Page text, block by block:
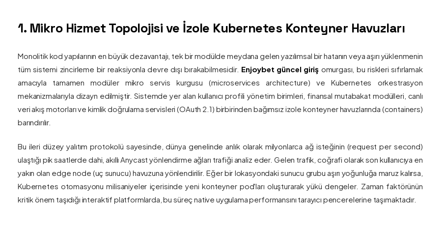
1. Mikro Hizmet Topolojisi ve İzole Kubernetes Konteyner Havuzları
Monolitik kod yapılarının en büyük dezavantajı, tek bir modülde meydana gelen yazılımsal bir hatanın veya aşırı yüklenmenin
tüm sistemi zincirleme bir reaksiyonla devre dışı bırakabilmesidir. Enjoybet güncel giriş omurgası, bu riskleri sıfırlamak
amacıyla tamamen modüler mikro servis kurgusu (microservices architecture) ve Kubernetes orkestrasyon
mekanizmalarıyla dizayn edilmiştir. Sistemde yer alan kullanıcı profili yönetim birimleri, finansal mutabakat modülleri, canlı
veri akış motorları ve kimlik doğrulama servisleri (OAuth 2.1) birbirinden bağımsız izole konteyner havuzlarında (containers)
barındırılır.
Bu ileri düzey yalıtım protokolü sayesinde, dünya genelinde anlık olarak milyonlarca ağ isteğinin (request per second)
ulaştığı pik saatlerde dahi, akıllı Anycast yönlendirme ağları trafiği analiz eder. Gelen trafik, coğrafi olarak son kullanıcıya en
yakın olan edge node (uç sunucu) havuzuna yönlendirilir. Eğer bir lokasyondaki sunucu grubu aşırı yoğunluğa maruz kalırsa,
Kubernetes otomasyonu milisaniyeler içerisinde yeni konteyner pod'ları oluşturarak yükü dengeler. Zaman faktörünün
kritik önem taşıdığı interaktif platformlarda, bu süreç native uygulama performansını tarayıcı pencerelerine taşımaktadır.